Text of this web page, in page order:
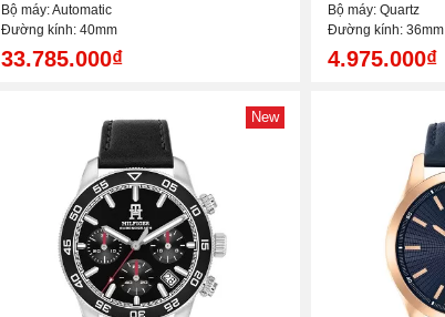
Bộ máy: Automatic
Đường kính: 40mm
33.785.000₫
Bộ máy: Quartz
Đường kính: 36mm
4.975.000₫
New